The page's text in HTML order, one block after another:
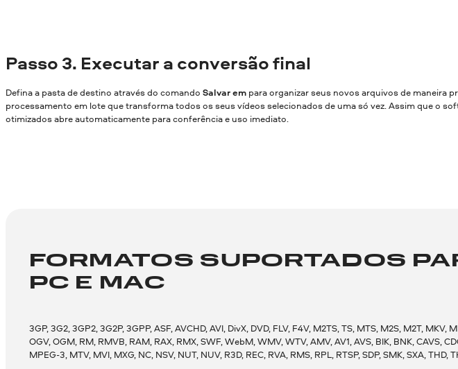
Passo 3. Executar a conversão final
Defina a pasta de destino através do comando Salvar em para organizar seus novos arquivos de maneira
processamento em lote que transforma todos os seus vídeos selecionados de uma só vez. Assim que o
otimizados abre automaticamente para conferência e uso imediato.
FORMATOS SUPORTADOS
PC E MAC
3GP, 3G2, 3GP2, 3G2P, 3GPP, ASF, AVCHD, AVI, DivX, DVD, FLV, F4V, M2TS, TS, MTS, M2S, M2T,
OGV, OGM, RM, RMVB, RAM, RAX, RMX, SWF, WebM, WMV, WTV, AMV, AV1, AVS, BIK, BNK, CAVS,
MPEG-3, MTV, MVI, MXG, NC, NSV, NUT, NUV, R3D, REC, RVA, RMS, RPL, RTSP, SDP, SMK, SXA,